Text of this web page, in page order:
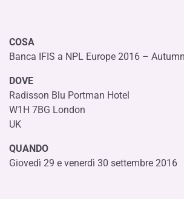
COSA
Banca IFIS a NPL Europe 2016 –
DOVE
Radisson Blu Portman Hotel
W1H 7BG London
UK
QUANDO
Giovedì 29 e venerdì 30 settembre 2016